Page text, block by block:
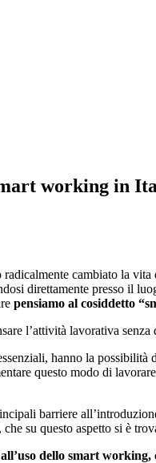
working in
radicalmente cambiato la
direttamente presso il
pensiamo al cosiddetto
l’attività lavorativa
hanno la possibilità
questo modo di
barriere
su questo aspetto si è
dello smart